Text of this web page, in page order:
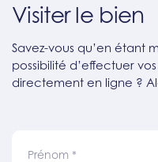
Visiter le bien
Savez-vous qu’en étant
possibilité d’effectuer
directement en ligne ?
Prénom *